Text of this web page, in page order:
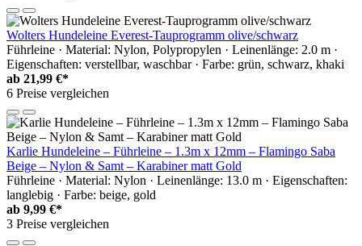
Wolters Hundeleine Everest-Tauprogramm olive/schwarz
Führleine · Material: Nylon, Polypropylen · Leinenlänge: 2.0 m ·
Eigenschaften: verstellbar, waschbar · Farbe: grün, schwarz, khaki
ab 21,99 €*
6 Preise vergleichen
Karlie Hundeleine – Führleine – 1.3m x 12mm – Flamingo Saba
Beige – Nylon & Samt – Karabiner matt Gold
Führleine · Material: Nylon · Leinenlänge: 13.0 m · Eigenschaften:
langlebig · Farbe: beige, gold
ab 9,99 €*
3 Preise vergleichen